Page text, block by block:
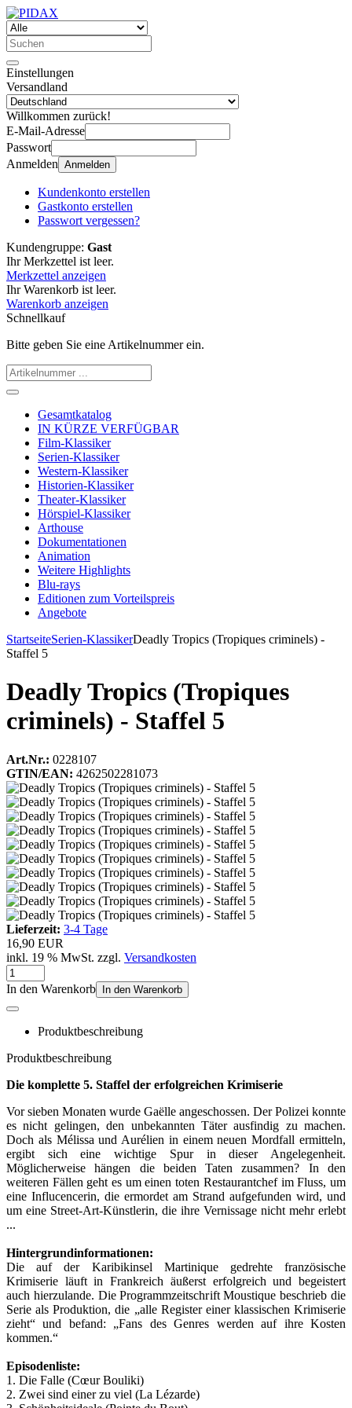
Einstellungen
Versandland
Willkommen zurück!
E-Mail-Adresse
Passwort
Anmelden Anmelden
Kundenkonto erstellen
Gastkonto erstellen
Passwort vergessen?
Kundengruppe: Gast
Ihr Merkzettel ist leer.
Merkzettel anzeigen
Ihr Warenkorb ist leer.
Warenkorb anzeigen
Schnellkauf
Bitte geben Sie eine Artikelnummer ein.
Gesamtkatalog
IN KÜRZE VERFÜGBAR
Film-Klassiker
Serien-Klassiker
Western-Klassiker
Historien-Klassiker
Theater-Klassiker
Hörspiel-Klassiker
Arthouse
Dokumentationen
Animation
Weitere Highlights
Blu-rays
Editionen zum Vorteilspreis
Angebote
StartseiteSerien-KlassikerDeadly Tropics (Tropiques criminels) -
Staffel 5
Deadly Tropics (Tropiques
criminels) - Staffel 5
Art.Nr.: 0228107
GTIN/EAN: 4262502281073
Lieferzeit: 3-4 Tage
16,90 EUR
inkl. 19 % MwSt. zzgl. Versandkosten
In den Warenkorb In den Warenkorb
Produktbeschreibung
Produktbeschreibung
Die komplette 5. Staffel der erfolgreichen Krimiserie
Vor sieben Monaten wurde Gaëlle angeschossen. Der Polizei konnte
es nicht gelingen, den unbekannten Täter ausfindig zu machen.
Doch als Mélissa und Aurélien in einem neuen Mordfall ermitteln,
ergibt sich eine wichtige Spur in dieser Angelegenheit.
Möglicherweise hängen die beiden Taten zusammen? In den
weiteren Fällen geht es um einen toten Restaurantchef im Fluss, um
eine Influcencerin, die ermordet am Strand aufgefunden wird, und
um eine Street-Art-Künstlerin, die ihre Vernissage nicht mehr erlebt
...
Hintergrundinformationen:
Die auf der Karibikinsel Martinique gedrehte französische
Krimiserie läuft in Frankreich äußerst erfolgreich und begeistert
auch hierzulande. Die Programmzeitschrift Moustique beschrieb die
Serie als Produktion, die „alle Register einer klassischen Krimiserie
zieht“ und befand: „Fans des Genres werden auf ihre Kosten
kommen.“
Episodenliste:
1. Die Falle (Cœur Bouliki)
2. Zwei sind einer zu viel (La Lézarde)